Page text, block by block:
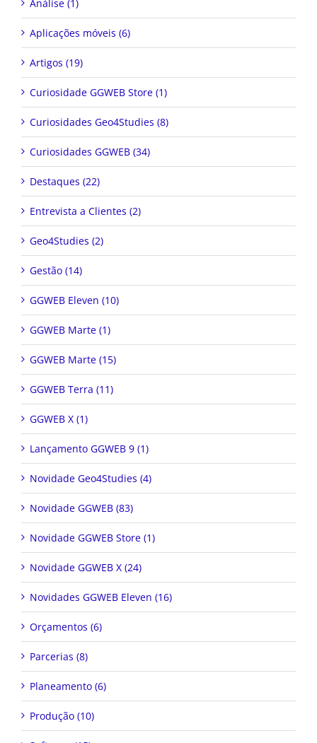
Análise (1)
Aplicações móveis (6)
Artigos (19)
Curiosidade GGWEB Store (1)
Curiosidades Geo4Studies (8)
Curiosidades GGWEB (34)
Destaques (22)
Entrevista a Clientes (2)
Geo4Studies (2)
Gestão (14)
GGWEB Eleven (10)
GGWEB Marte (1)
GGWEB Marte (15)
GGWEB Terra (11)
GGWEB X (1)
Lançamento GGWEB 9 (1)
Novidade Geo4Studies (4)
Novidade GGWEB (83)
Novidade GGWEB Store (1)
Novidade GGWEB X (24)
Novidades GGWEB Eleven (16)
Orçamentos (6)
Parcerias (8)
Planeamento (6)
Produção (10)